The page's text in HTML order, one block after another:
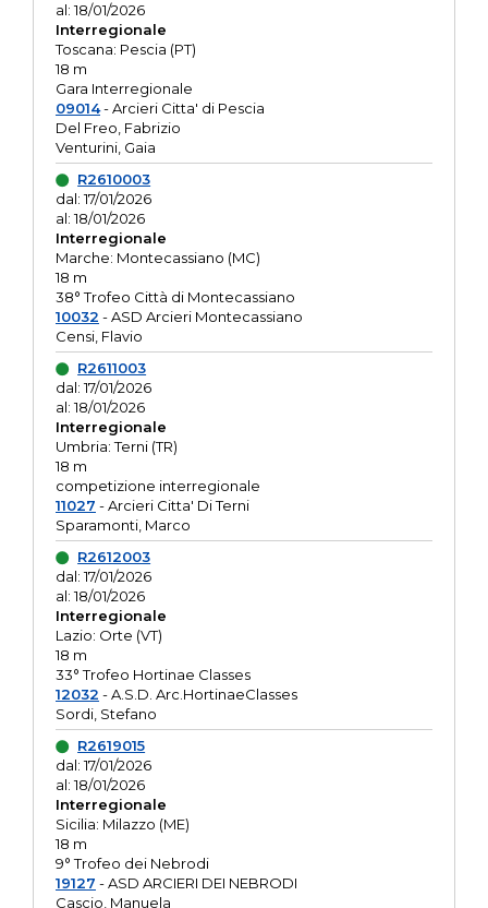
al: 18/01/2026
Interregionale
Toscana: Pescia (PT)
18 m
Gara Interregionale
09014- Arcieri Citta' di Pescia
Del Freo, Fabrizio
Venturini, Gaia
R2610003
dal: 17/01/2026
al: 18/01/2026
Interregionale
Marche: Montecassiano (MC)
18 m
38° Trofeo Città di Montecassiano
10032 - ASD Arcieri Montecassiano
Censi, Flavio
R2611003
dal: 17/01/2026
al: 18/01/2026
Interregionale
Umbria: Terni (TR)
18 m
competizione interregionale
11027 - Arcieri Citta' Di Terni
Sparamonti, Marco
R2612003
dal: 17/01/2026
al: 18/01/2026
Interregionale
Lazio: Orte (VT)
18 m
33° Trofeo Hortinae Classes
12032 - A.S.D. Arc.HortinaeClasses
Sordi, Stefano
R2619015
dal: 17/01/2026
al: 18/01/2026
Interregionale
Sicilia: Milazzo (ME)
18 m
9° Trofeo dei Nebrodi
19127 - ASD ARCIERI DEI NEBRODI
Cascio, Manuela